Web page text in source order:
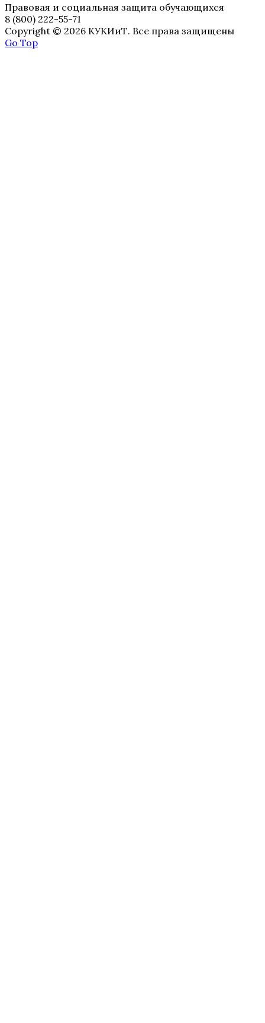
Правовая и социальная защита обучающихся
8 (800) 222-55-71
Copyright © 2026 КУКИиТ. Все права защищены
Go Top